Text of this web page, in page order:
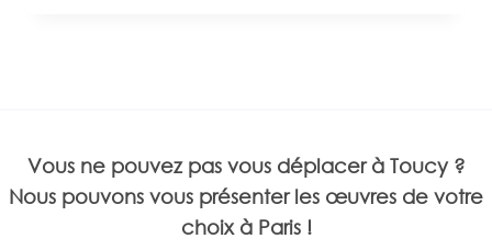
Vous ne pouvez pas vous déplacer à Toucy ?
Nous pouvons vous présenter les œuvres de votre
choix à Paris !